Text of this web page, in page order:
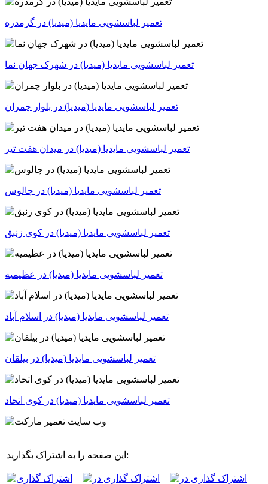
تعمیر لباسشویی مایدیا (میدیا) در گرمدره
تعمیر لباسشویی مایدیا (میدیا) در شهرک جهان نما
تعمیر لباسشویی مایدیا (میدیا) در بلوار چمران
تعمیر لباسشویی مایدیا (میدیا) در میدان هفت تیر
تعمیر لباسشویی مایدیا (میدیا) در چالوس
تعمیر لباسشویی مایدیا (میدیا) در کوی زنبق
تعمیر لباسشویی مایدیا (میدیا) در عظیمیه
تعمیر لباسشویی مایدیا (میدیا) در اسلام آباد
تعمیر لباسشویی مایدیا (میدیا) در بیلقان
تعمیر لباسشویی مایدیا (میدیا) در کوی اتحاد
این صفحه را به اشتراک بگذارید: